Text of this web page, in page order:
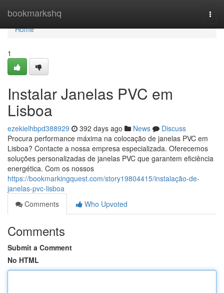
bookmarkshq
Home
Home
1
Instalar Janelas PVC em
Lisboa
ezekielhbpd388929 392 days ago News
Discuss
Procura performance máxima na colocação de janelas PVC em
Lisboa? Contacte a nossa empresa especializada. Oferecemos
soluções personalizadas de janelas PVC que garantem eficiência
energética. Com os nossos
https://bookmarkingquest.com/story19804415/instalação-de-
janelas-pvc-lisboa
Comments
Who Upvoted
Comments
Submit a Comment
No HTML